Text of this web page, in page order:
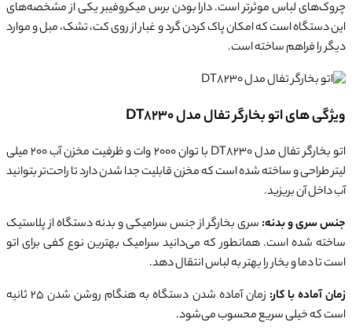
چروک‌های لباس موثرتر است. دارا بودن برس میکروفیبر یکی از مشخصه‌های
این دستگاه است که امکان پاک کردن گرد و غبار از روی کت، تشک، مبل و موارد
دیگر را فراهم ساخته است.
ویژگی های اتو بخارگر تفال مدل DT8230
اتو بخارگر تفال مدل DT8230 با توان 2000 وات و ظرفیت مخزن آب 200 میلی
لیتر طراحی و ساخته شده است که مخزن قابلیت جدا شدن دارد تا راحت‌تر بتوانید
آب داخل آن بریزید.
جنس سری و بدنه: سری بخارگر از جنس سرامیکی و بدنه دستگاه از پلاستیک
ساخته شده است. همانطور که می‌دانید سرامیک بهترین نوع کفی برای اتو
است تا دما و بخار را بهتر به لباس انتقال دهد.
زمان آماده با کار:
زمان آماده شدن دستگاه به هنگام روشن شدن 25 ثانیه
است که خیلی سریع محسوب می‌شود.